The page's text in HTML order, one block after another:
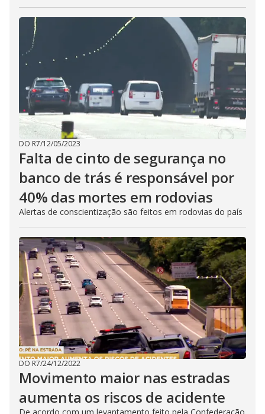
DO R7/12/05/2023
Falta de cinto de segurança no
banco de trás é responsável por
40% das mortes em rodovias
Alertas de conscientização são feitos em rodovias do país
DO R7/24/12/2022
Movimento maior nas estradas
aumenta os riscos de acidente